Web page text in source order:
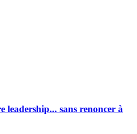
leadership... sans renoncer à